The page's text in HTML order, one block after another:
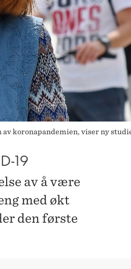
koronapandemien, viser ny
19
av å være
med økt
den første